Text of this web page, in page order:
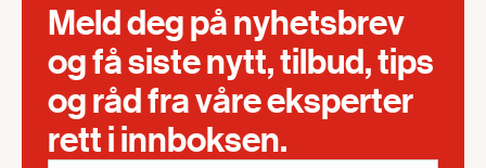
Meld deg på nyhetsbrev
og få siste nytt, tilbud, tips
og råd fra våre eksperter
rett i innboksen.